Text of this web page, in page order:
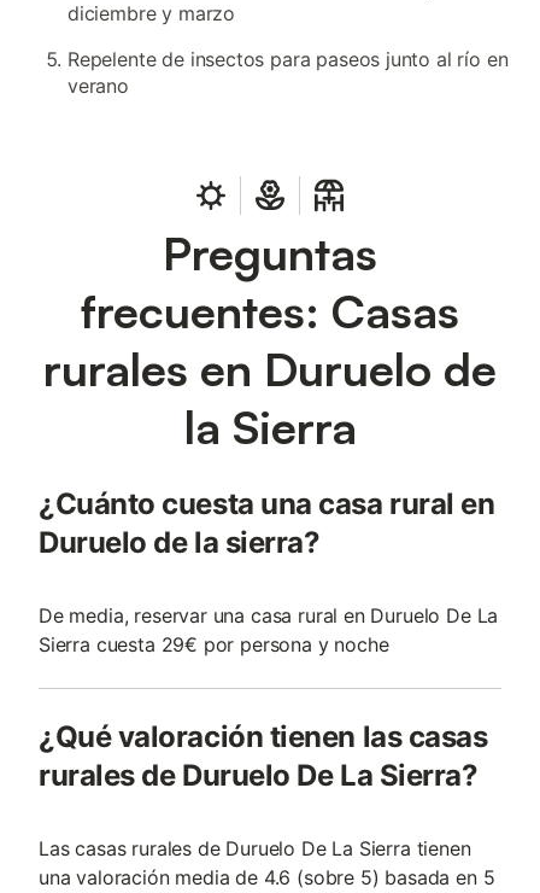
diciembre y marzo
Repelente de insectos para paseos junto al río en
verano
Preguntas
frecuentes: Casas
rurales en Duruelo de
la Sierra
¿Cuánto cuesta una casa rural en
Duruelo de la sierra?
De media, reservar una casa rural en Duruelo De La
Sierra cuesta 29€ por persona y noche
¿Qué valoración tienen las casas
rurales de Duruelo De La Sierra?
Las casas rurales de Duruelo De La Sierra tienen
una valoración media de 4.6 (sobre 5) basada en 5